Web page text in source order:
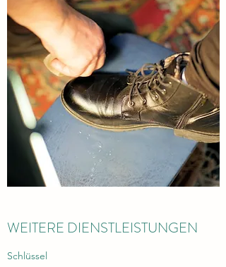
WEITERE DIENSTLEISTUNGEN
Schlüssel